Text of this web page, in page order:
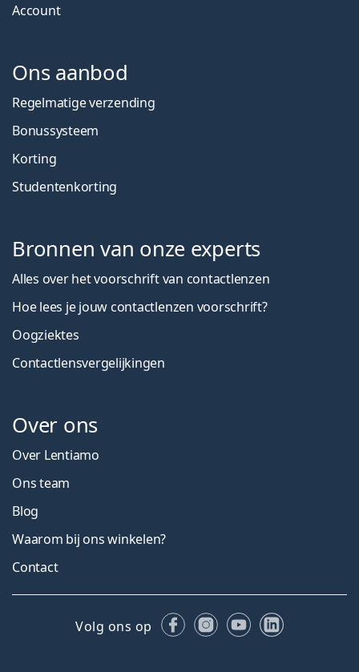
Account
Ons aanbod
Regelmatige verzending
Bonussysteem
Korting
Studentenkorting
Bronnen van onze experts
Alles over het voorschrift van contactlenzen
Hoe lees je jouw contactlenzen voorschrift?
Oogziektes
Contactlensvergelijkingen
Over ons
Over Lentiamo
Ons team
Blog
Waarom bij ons winkelen?
Contact
Volg ons op FacebookInstagram
YouTubeLinkedIn